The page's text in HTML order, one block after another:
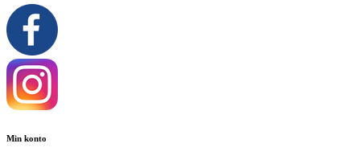
Min konto